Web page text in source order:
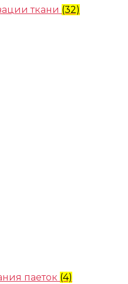
ткани (32)
паеток (4)